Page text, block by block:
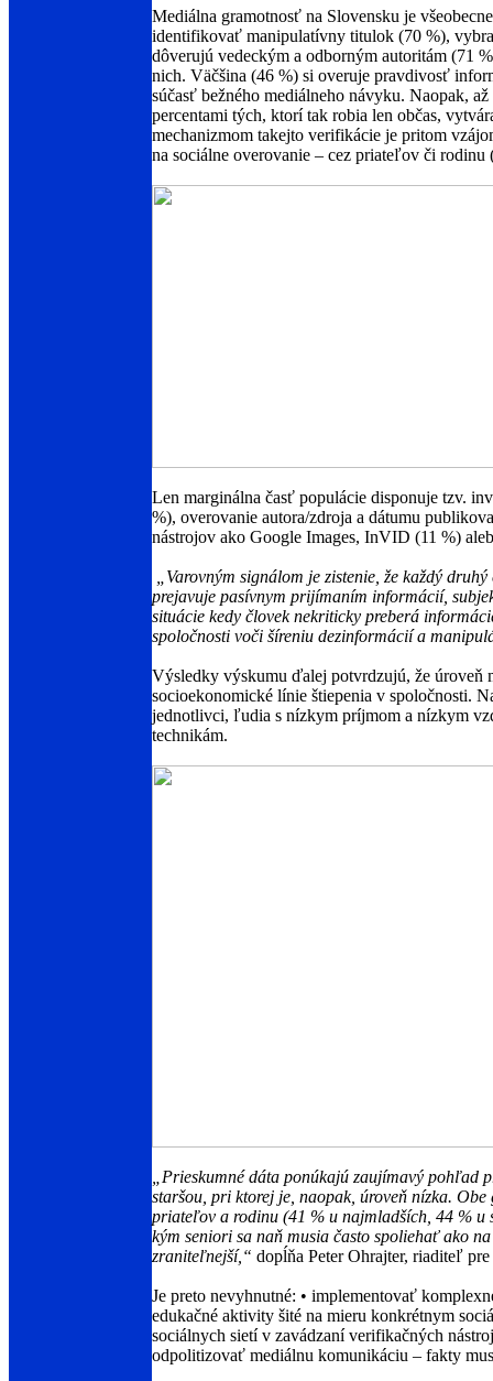
Mediálna gramotnosť na Slovensku je
identifikovať manipulatívny titulok (70 %),
dôverujú vedeckým a odborným autoritám (71
nich. Väčšina (46 %) si overuje pravdivosť
súčasť bežného mediálneho návyku. Naopak,
percentami tých, ktorí tak robia len občas,
mechanizmom takejto verifikácie je pritom
na sociálne overovanie – cez priateľov či rodinu
Len marginálna časť populácie disponuje tzv.
%), overovanie autora/zdroja a dátumu
nástrojov ako Google Images, InVID (11 %)
„Varovným signálom je zistenie, že každý
prejavuje pasívnym prijímaním informácií,
situácie kedy človek nekriticky preberá
spoločnosti voči šíreniu dezinformácií a
Výsledky výskumu ďalej potvrdzujú, že úroveň
socioekonomické línie štiepenia v spoločnosti.
jednotlivci, ľudia s nízkym príjmom a nízkym
technikám.
„Prieskumné dáta ponúkajú zaujímavý pohľad
staršou, pri ktorej je, naopak, úroveň nízka.
priateľov a rodinu (41 % u najmladších, 44 % u
kým seniori sa naň musia často spoliehať ako
zraniteľnejší,“ dopĺňa Peter Ohrajter, riaditeľ
Je preto nevyhnutné: • implementovať
edukačné aktivity šité na mieru konkrétnym
sociálnych sietí v zavádzaní verifikačných
odpolitizovať mediálnu komunikáciu – fakty